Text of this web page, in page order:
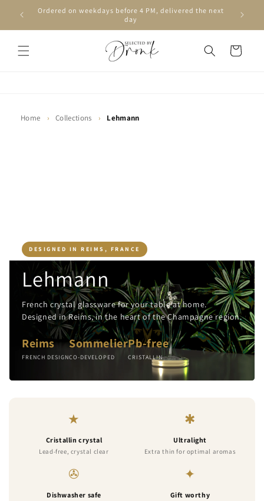
Skip to
content
Ordered on weekdays before 4 PM, delivered the next
day
Cart
Home › Collections › Lehmann
DESIGNED IN REIMS, FRANCE
Lehmann
French crystal glassware for your table at home.
Designed in Reims, in the heart of the Champagne region.
Reims
FRENCH DESIGN
Sommelier
CO-DEVELOPED
Pb‑free
CRISTALLIN
★
Cristallin crystal
Lead-free, crystal clear
✱
Ultralight
Extra thin for optimal aromas
✇
Dishwasher safe
✦
Gift worthy